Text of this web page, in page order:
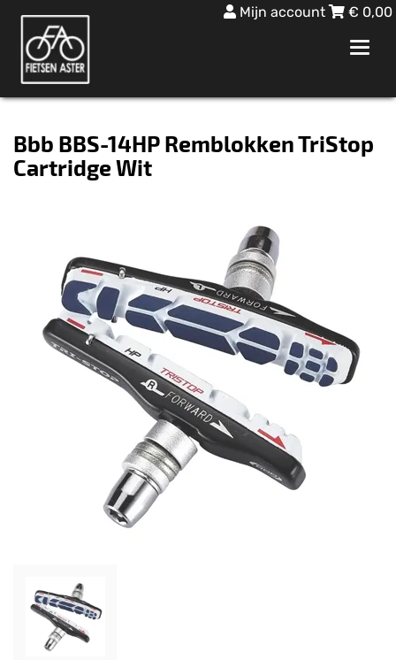
Mijn account € 0,00
Bbb BBS-14HP Remblokken TriStop
Cartridge Wit